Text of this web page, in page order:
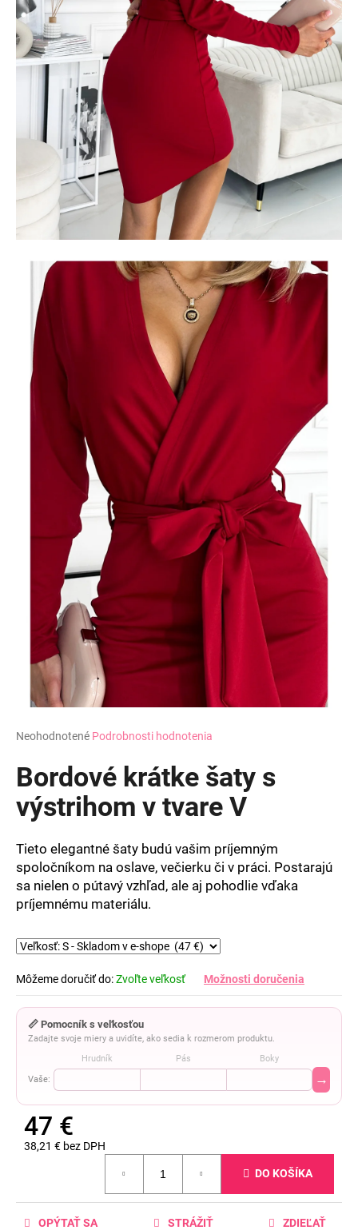
Priemerné
produktu
je
z
hviezdičiek.
Neohodnotené Podrobnosti hodnotenia
Bordové krátke šaty s
výstrihom v tvare V
Tieto elegantné šaty budú vašim príjemným
spoločníkom na oslave, večierku či v práci. Postarajú
sa nielen o pútavý vzhľad, ale aj pohodlie vďaka
príjemnému materiálu.
Môžeme doručiť do:Zvoľte veľkosť Možnosti doručenia
📏 Pomocník s veľkosťou
Zadajte svoje miery a uvidíte, ako sedia k rozmerom produktu.
Hrudník
Pás Boky
Vaše: →
47 €
38,21 € bez DPH
DO KOŠÍKA
OPÝTAŤ SA STRÁŽIŤ ZDIEĽAŤ